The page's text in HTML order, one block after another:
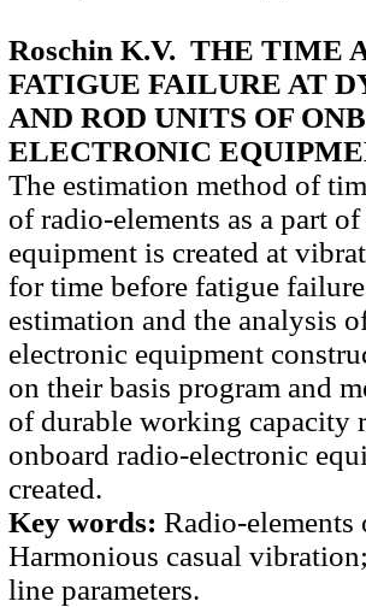
Roschin K.V. THE TIME
FATIGUE FAILURE AT
AND ROD UNITS OF
ELECTRONIC
The estimation method of
of radio-elements as a part
equipment is created at
for time before fatigue
estimation and the analysis
electronic equipment
on their basis program and
of durable working capacity
onboard radio-electronic
created.
Key words: Radio-
Harmonious casual
line parameters.